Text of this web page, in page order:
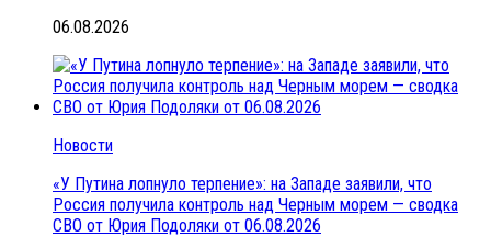
06.08.2026
Новости
«У Путина лопнуло терпение»: на Западе заявили, что
Россия получила контроль над Черным морем — сводка
СВО от Юрия Подоляки от 06.08.2026